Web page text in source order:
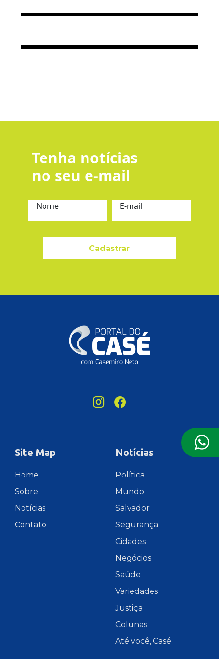
Tenha notícias
no seu e-mail
Nome E-mail
Cadastrar
Site Map
Home
Sobre
Notícias
Contato
Notícias
Política
Mundo
Salvador
Segurança
Cidades
Negócios
Saúde
Variedades
Justiça
Colunas
Até você, Casé